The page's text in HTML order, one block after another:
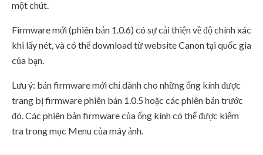
một chút.
Firmware mới (phiên bản 1.0.6) có sự cải thiện về độ chính xác
khi lấy nét, và có thể download từ website Canon tại quốc gia
của bạn.
Lưu ý: bản firmware mới chỉ dành cho những ống kính được
trang bị firmware phiên bản 1.0.5 hoặc các phiên bản trước
đó. Các phiên bản firmware của ống kính có thể được kiểm
tra trong mục Menu của máy ảnh.